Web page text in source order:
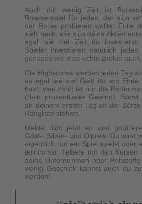
Auch mit wenig Zeit ist
Browserspiel für jeden, der sich
der Börse probieren wollte: Fülle
sieh nach, wie sich deine Aktien
egal wie viel Zeit du
Spieler investieren natürlich
genauso wie dies echte Broker auch
Die Highscores werden jeden Tag
es egal wie viel Geld du am Ende
hast, was zählt ist nur die
(dein prozentualer Gewinn).
an deinem ersten Tag an der
Rangliste stehen.
Melde dich jetzt an und
Gold-, Silber- und Ölpreis. Du wirst
eigentlich nur ein Spiel spielst oder
teilnimmst, fiebere mit den
deine Unternehmen oder
wenig Geschick kannst auch du
werden!